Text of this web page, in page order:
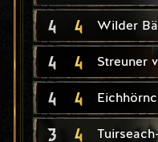
4 4 Wilder
4 4 Streuner
4 4
3 4